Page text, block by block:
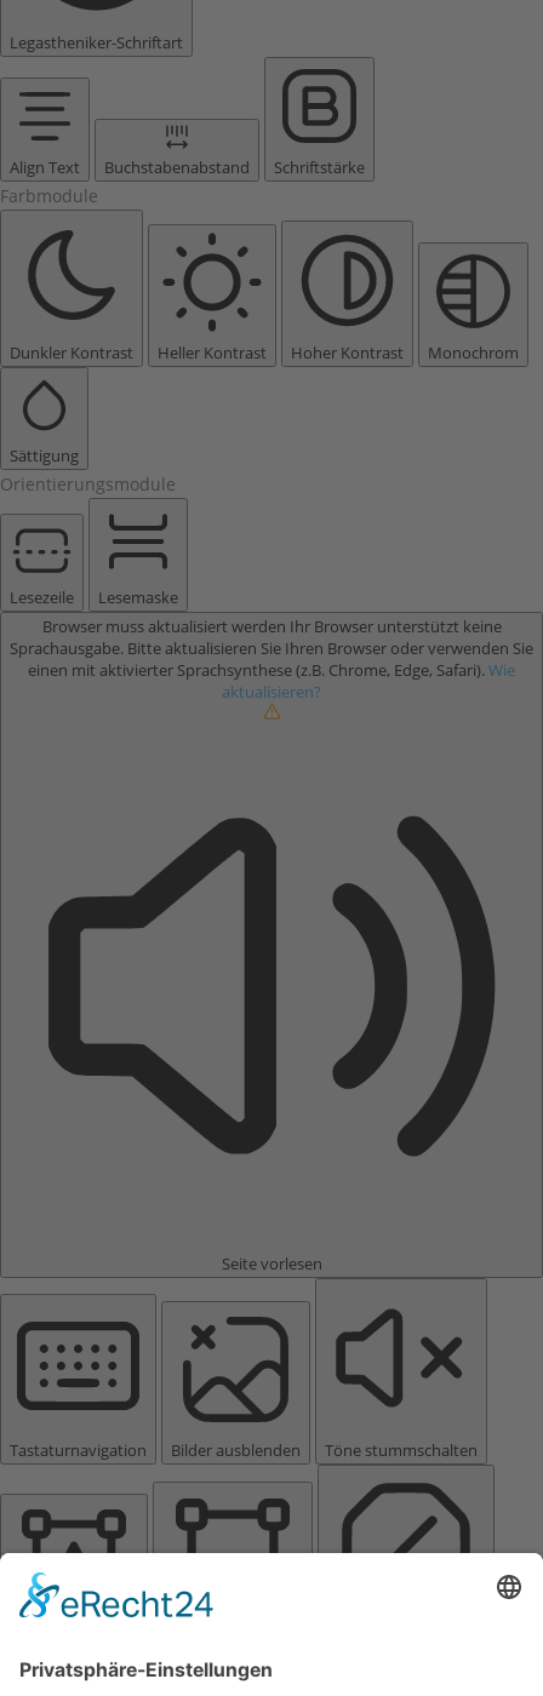
Legastheniker-Schriftart
Align Text Buchstabenabstand Schriftstärke
Farbmodule
Dunkler Kontrast Heller Kontrast Hoher Kontrast Monochrom
Sättigung
Orientierungsmodule
Lesezeile
Lesemaske
Browser muss aktualisiert werden Ihr Browser unterstützt keine
Sprachausgabe. Bitte aktualisieren Sie Ihren Browser oder verwenden Sie
einen mit aktivierter Sprachsynthese (z.B. Chrome, Edge, Safari).Wie
aktualisieren?
Seite vorlesen
Tastaturnavigation Bilder ausblenden Töne stummschalten
Einstellungen zurücksetzen